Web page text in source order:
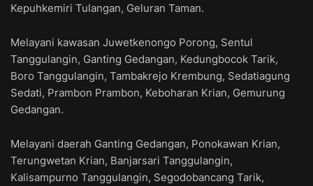
Kepuhkemiri Tulangan, Geluran Taman.
Melayani kawasan Juwetkenongo Porong, Sentul
Tanggulangin, Ganting Gedangan, Kedungbocok Tarik,
Boro Tanggulangin, Tambakrejo Krembung, Sedatiagung
Sedati, Prambon Prambon, Keboharan Krian, Gemurung
Gedangan.
Melayani daerah Ganting Gedangan, Ponokawan Krian,
Terungwetan Krian, Banjarsari Tanggulangin,
Kalisampurno Tanggulangin, Segodobancang Tarik,